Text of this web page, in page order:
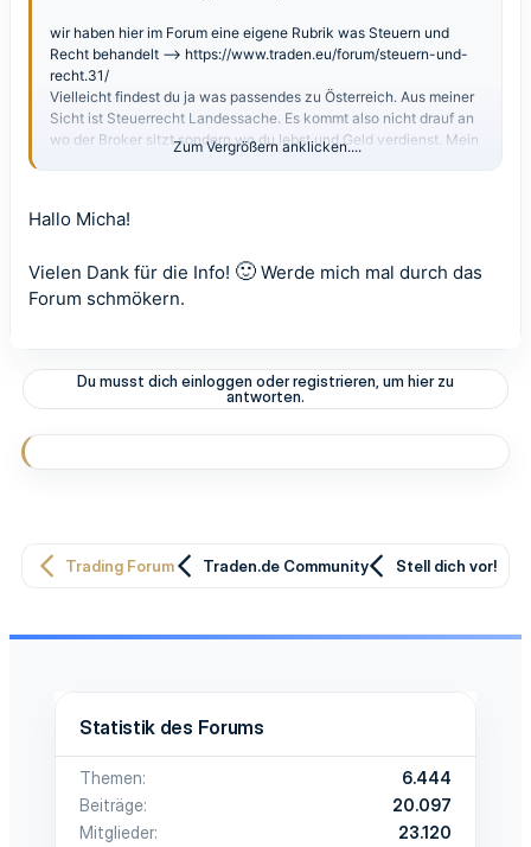
wir haben hier im Forum eine eigene Rubrik was Steuern und
Recht behandelt --> https://www.traden.eu/forum/steuern-und-
recht.31/
Vielleicht findest du ja was passendes zu Österreich. Aus meiner
Sicht ist Steuerrecht Landessache. Es kommt also nicht drauf an
wo der Broker sitzt sondern wo du lebst und Geld verdienst. Mein
Broker sitzt auch nicht in Deutschland und ich bin ans deutsche
Viele Grüße Micha
Zum Vergrößern anklicken....
Hallo Micha!
Vielen Dank für die Info! 🙂 Werde mich mal durch das
Forum schmökern.
Du musst dich einloggen oder registrieren, um hier zu
antworten.
Trading Forum Traden.de Community Stell dich vor!
Statistik des Forums
Themen
6.444
Beiträge
20.097
Mitglieder
23.120